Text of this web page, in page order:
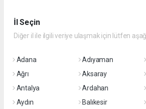
İl Seçin
Diğer il ile ilgili veriye ulaşmak için lütfen
Adana Adıyaman
Ağrı
Aksaray
Antalya
Ardahan
Aydın
Balıkesir